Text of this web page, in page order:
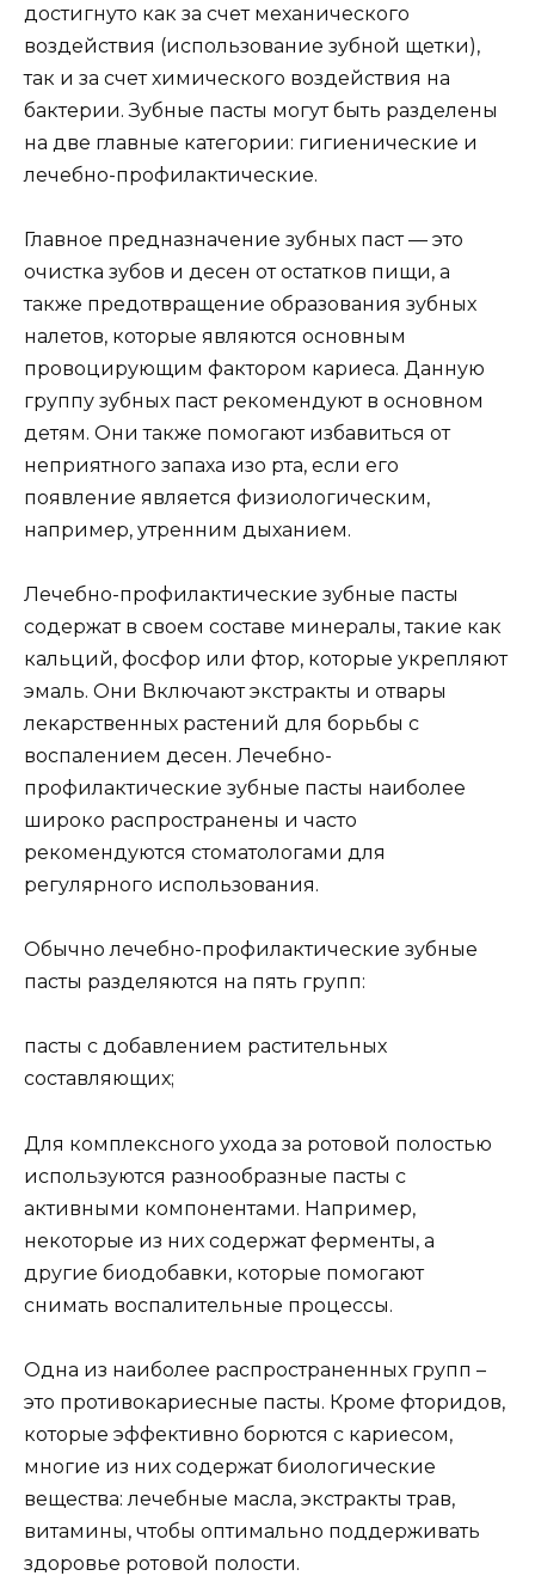
достигнуто как за счет механического
воздействия (использование зубной щетки),
так и за счет химического воздействия на
бактерии. Зубные пасты могут быть разделены
на две главные категории: гигиенические и
лечебно-профилактические.
Главное предназначение зубных паст — это
очистка зубов и десен от остатков пищи, а
также предотвращение образования зубных
налетов, которые являются основным
провоцирующим фактором кариеса. Данную
группу зубных паст рекомендуют в основном
детям. Они также помогают избавиться от
неприятного запаха изо рта, если его
появление является физиологическим,
например, утренним дыханием.
Лечебно-профилактические зубные пасты
содержат в своем составе минералы, такие как
кальций, фосфор или фтор, которые укрепляют
эмаль. Они Включают экстракты и отвары
лекарственных растений для борьбы с
воспалением десен. Лечебно-
профилактические зубные пасты наиболее
широко распространены и часто
рекомендуются стоматологами для
регулярного использования.
Обычно лечебно-профилактические зубные
пасты разделяются на пять групп:
пасты с добавлением растительных
составляющих;
Для комплексного ухода за ротовой полостью
используются разнообразные пасты с
активными компонентами. Например,
некоторые из них содержат ферменты, а
другие биодобавки, которые помогают
снимать воспалительные процессы.
Одна из наиболее распространенных групп –
это противокариесные пасты. Кроме фторидов,
которые эффективно борются с кариесом,
многие из них содержат биологические
вещества: лечебные масла, экстракты трав,
витамины, чтобы оптимально поддерживать
здоровье ротовой полости.